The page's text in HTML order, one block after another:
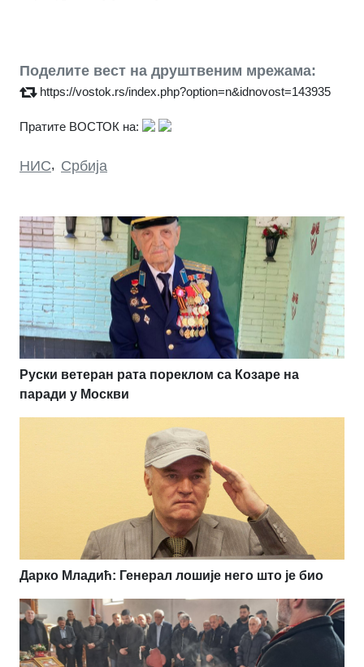
Поделите вест на друштвеним мрежама:
https://vostok.rs/index.php?option=n&idnovost=143935
Пратите ВОСТОК на:
НИС, Србија
Руски ветеран рата пореклом са Козаре на
паради у Москви
Дарко Младић: Генерал лошије него што је био